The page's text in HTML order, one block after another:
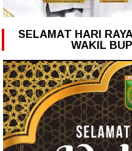
SELAMAT HARI
WAKIL